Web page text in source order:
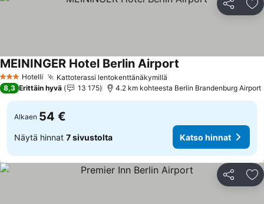
Jaa
3 Tähtiluokitus
Hotelli Kattoterassi lentokenttänäkymillä
MEININGER Hotel Berlin Airport
8,3 Erittäin hyvä 13 175 4.2 km kohteesta Berlin Brandenburg Airport
Alkaen 54 €
Näytä hinnat 7 sivustolta Katso hinnat
Jaa